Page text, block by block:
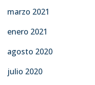
marzo 2021
enero 2021
agosto 2020
julio 2020